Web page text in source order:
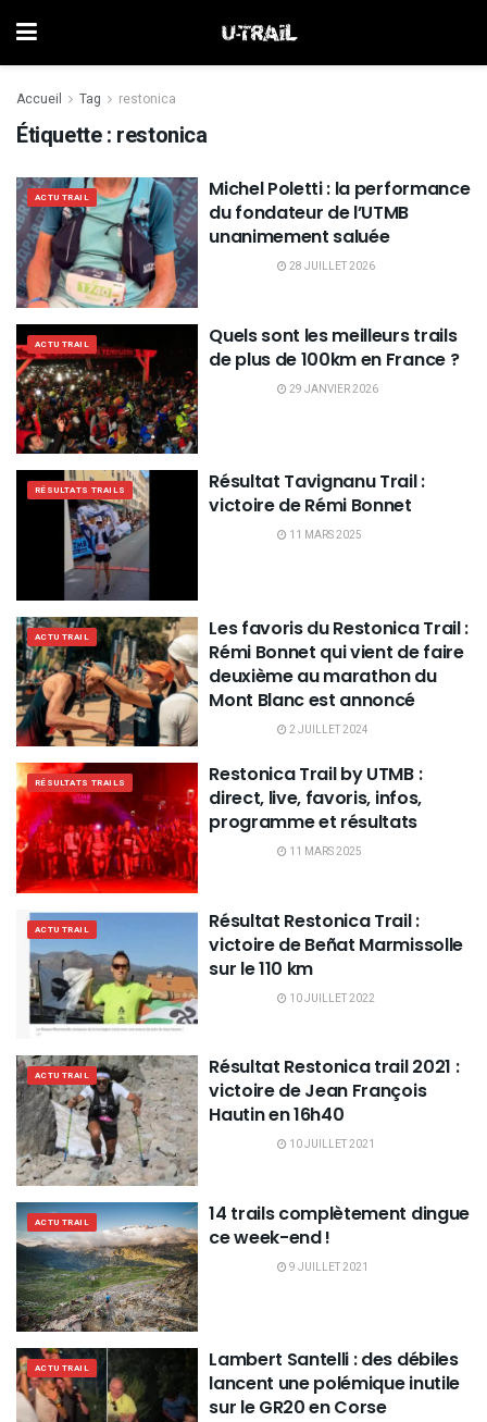
Accueil Tag restonica
Étiquette : restonica
ACTU TRAIL
Michel Poletti : la performance
du fondateur de l’UTMB
unanimement saluée
28 JUILLET 2026
ACTU TRAIL
Quels sont les meilleurs trails
de plus de 100km en France ?
29 JANVIER 2026
RÉSULTATS TRAILS
Résultat Tavignanu Trail :
victoire de Rémi Bonnet
11 MARS 2025
ACTU TRAIL
Les favoris du Restonica Trail :
Rémi Bonnet qui vient de faire
deuxième au marathon du
Mont Blanc est annoncé
2 JUILLET 2024
RÉSULTATS TRAILS
Restonica Trail by UTMB :
direct, live, favoris, infos,
programme et résultats
11 MARS 2025
ACTU TRAIL
Résultat Restonica Trail :
victoire de Beñat Marmissolle
sur le 110 km
10 JUILLET 2022
ACTU TRAIL
Résultat Restonica trail 2021 :
victoire de Jean François
Hautin en 16h40
10 JUILLET 2021
ACTU TRAIL
14 trails complètement dingue
ce week-end !
9 JUILLET 2021
ACTU TRAIL
Lambert Santelli : des débiles
lancent une polémique inutile
sur le GR20 en Corse